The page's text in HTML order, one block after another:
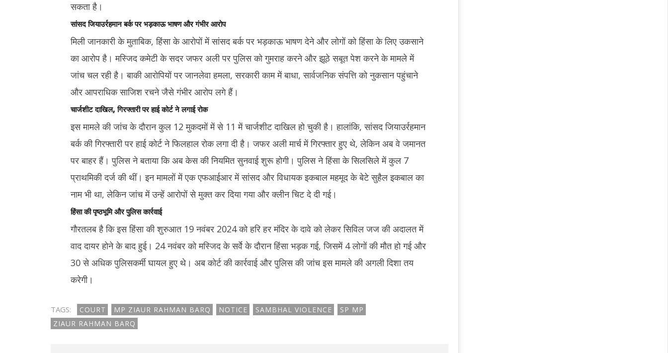
2025
2025
सकता है।
सांसद जियाउर्रहमान बर्क पर भड़काऊ भाषण और गंभीर आरोप
मिली जानकारी के मुताबिक, हिंसा के आरोपों में सांसद बर्क पर भड़काऊ भाषण देने और लोगों को हिंसा के लिए उकसाने
का आरोप है। मस्जिद कमेटी के सदर जफर अली पर पुलिस को गुमराह करने और झूठे सबूत पेश करने के मामले में
जांच चल रही है। बाकी आरोपियों पर जानलेवा हमला, सरकारी काम में बाधा, सार्वजनिक संपत्ति को नुकसान पहुंचाने
और आपराधिक साजिश रचने जैसे गंभीर आरोप लगे हैं।
चार्जशीट दाखिल, गिरफ्तारी पर हाई कोर्ट ने लगाई रोक
इस मामले की जांच के दौरान कुल 12 मुकदमों में से 11 में चार्जशीट दाखिल हो चुकी है। हालांकि, सांसद जियाउर्रहमान
बर्क की गिरफ्तारी पर हाई कोर्ट ने फिलहाल रोक लगा दी है। जफर अली मार्च में गिरफ्तार हुए थे, लेकिन अब वे जमानत
पर बाहर हैं। पुलिस ने बताया कि अब केस की नियमित सुनवाई शुरू होगी। पुलिस ने हिंसा के सिलसिले में कुल 7
प्राथमिकी दर्ज की थीं। इन मामलों में एक एफआईआर में सांसद और विधायक इकबाल महमूद के बेटे सुहैल इकबाल का
नाम भी था, लेकिन जांच में उन्हें आरोपों से मुक्त कर दिया गया और क्लीन चिट दे दी गई।
हिंसा की पृष्ठभूमि और पुलिस कार्रवाई
गौरतलब है कि इस हिंसा की शुरुआत 19 नवंबर 2024 को हरि हर मंदिर के दावे को लेकर सिविल जज की अदालत में
वाद दायर होने के बाद हुई। 24 नवंबर को मस्जिद के सर्वे के दौरान हिंसा भड़क गई, जिसमें 4 लोगों की मौत हो गई और
30 से अधिक पुलिसकर्मी घायल हुए थे। अब कोर्ट की कार्रवाई और पुलिस की जांच इस मामले की अगली दिशा तय
करेगी।
TAGS: COURT MP ZIAUR RAHMAN BARQ NOTICE SAMBHAL VIOLENCE
SP MP
ZIAUR RAHMAN BARQ